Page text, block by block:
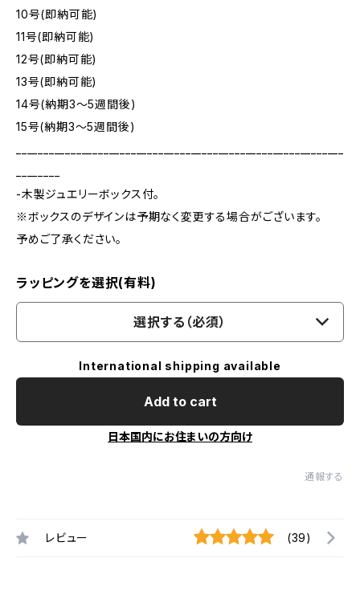
10号(即納可能)
11号(即納可能)
12号(即納可能)
13号(即納可能)
14号(納期3～5週間後)
15号(納期3～5週間後)
-木製ジュエリーボックス付。
※ボックスのデザインは予期なく変更する場合がございます。
予めご了承ください。
ラッピングを選択(有料)
選択する（必須）
International shipping available
Add to cart
日本国内にお住まいの方向け
通報する
レビュー (39)